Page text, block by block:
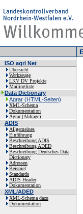
ISO agri Net
Übersicht
Werkzeuge
LKV DV Projekte
Mailingliste
Data Dictionary
Agrar (HTML-Seiten)
XML-Schema
Dokumentation
Agrar (Abfrage)
ADIS
Allgemeines
Einführung
Beschreibung ADIS
Beschreibung ADED
Beschreibung Deutsches Data
Dictionary
Adressen
Beispiel
Standards
ADIS Header
Dokumentation
XML/ADED
XML-Schema dazu
Dokumentation